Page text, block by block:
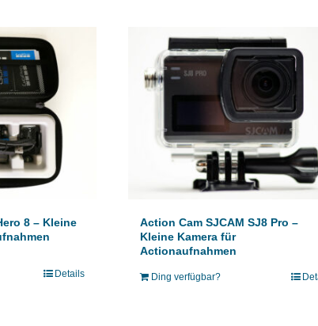
8 – Kleine
Details
Action Cam SJCAM SJ8 Pro –
Kleine Kamera für
Actionaufnahmen
Ding verfügbar?